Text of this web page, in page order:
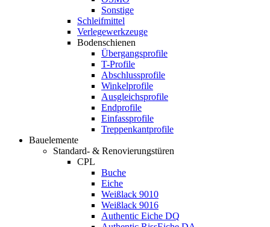
Sonstige
Schleifmittel
Verlegewerkzeuge
Bodenschienen
Übergangsprofile
T-Profile
Abschlussprofile
Winkelprofile
Ausgleichsprofile
Endprofile
Einfassprofile
Treppenkantprofile
Bauelemente
Standard- & Renovierungstüren
CPL
Buche
Eiche
Weißlack 9010
Weißlack 9016
Authentic Eiche DQ